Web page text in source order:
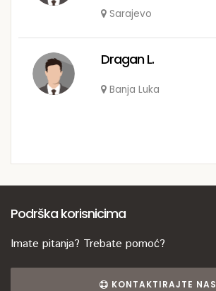
Sarajevo
Dragan L.
Banja Luka
Podrška korisnicima
Imate pitanja? Trebate pomoć?
KONTAKTIRAJTE NAS